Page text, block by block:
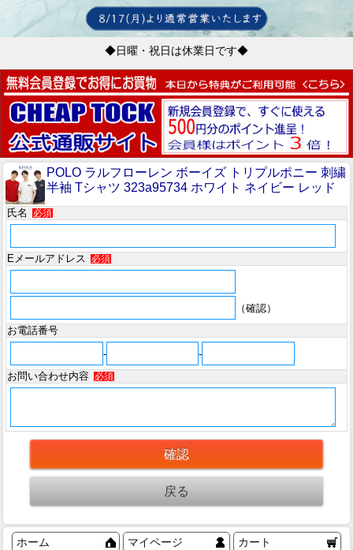
◆日曜・祝日は休業日です◆
POLO ラルフローレン ボーイズ トリプルポニー 刺繍
半袖 Tシャツ 323a95734 ホワイト ネイビー レッド
氏名 必須
Eメールアドレス 必須
（確認）
お電話番号
-
-
お問い合わせ内容
必須
ホーム マイページ カート